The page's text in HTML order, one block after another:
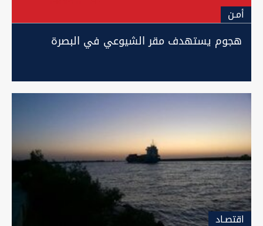
أمـن
هجوم يستهدف مقر الشيوعي في البصرة
اقتصـاد